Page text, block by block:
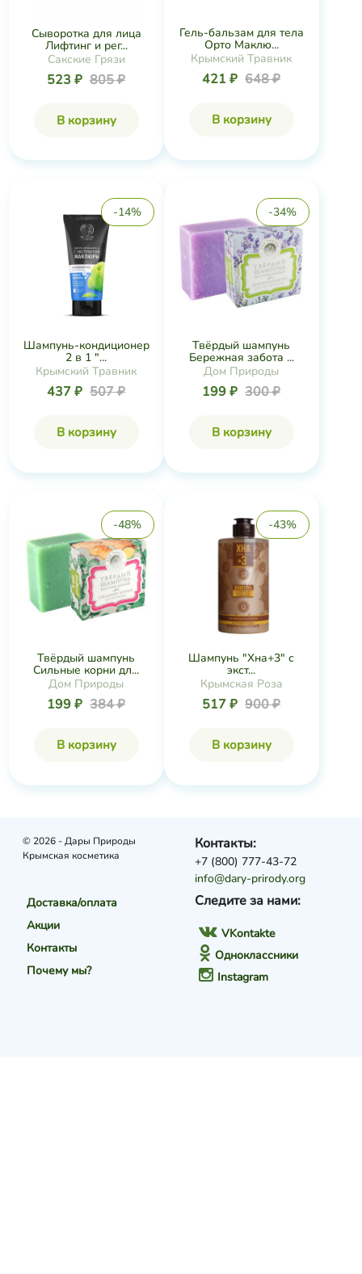
Сыворотка для лица
Лифтинг и рег...
Сакские Грязи
523 ₽ 805 ₽
В корзину
Гель-бальзам для тела
Орто Маклю...
Крымский Травник
421 ₽ 648 ₽
В корзину
-14%
Шампунь-кондиционер
2 в 1 "...
Крымский Травник
437 ₽ 507 ₽
В корзину
-34%
Твёрдый шампунь
Бережная забота ...
Дом Природы
199 ₽ 300 ₽
В корзину
-48%
Твёрдый шампунь
Сильные корни дл...
Дом Природы
199 ₽ 384 ₽
В корзину
-43%
Шампунь "Хна+3" с
экст...
Крымская Роза
517 ₽ 900 ₽
В корзину
© 2026 - Дары Природы
Крымская косметика
Доставка/оплата
Акции
Контакты
Почему мы?
Следите за нами:
VKontakte
Одноклассники
Instagram
Контакты:
+7 (800) 777-43-72
info@dary-prirody.org